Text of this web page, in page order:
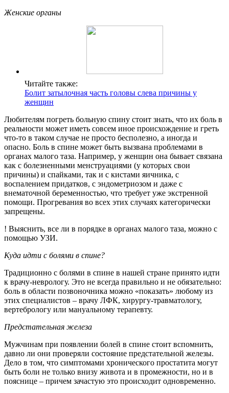
Женские органы
Читайте также:
Болит затылочная часть головы слева причины у
женщин
Любителям погреть больную спину стоит знать, что их боль в
реальности может иметь совсем иное происхождение и греть
что-то в таком случае не просто бесполезно, а иногда и
опасно. Боль в спине может быть вызвана проблемами в
органах малого таза. Например, у женщин она бывает связана
как с болезненными менструациями (у которых свои
причины) и спайками, так и с кистами яичника, с
воспалением придатков, с эндометриозом и даже с
внематочной беременностью, что требует уже экстренной
помощи. Прогревания во всех этих случаях категорически
запрещены.
! Выяснить, все ли в порядке в органах малого таза, можно с
помощью УЗИ.
Куда идти с болями в спине?
Традиционно с болями в спине в нашей стране принято идти
к врачу-неврологу. Это не всегда правильно и не обязательно:
боль в области позвоночника можно «показать» любому из
этих специалистов – врачу ЛФК, хирургу-травматологу,
вертебрологу или мануальному терапевту.
Предстательная железа
Мужчинам при появлении болей в спине стоит вспомнить,
давно ли они проверяли состояние предстательной железы.
Дело в том, что симптомами хронического простатита могут
быть боли не только внизу живота и в промежности, но и в
пояснице – причем зачастую это происходит одновременно.